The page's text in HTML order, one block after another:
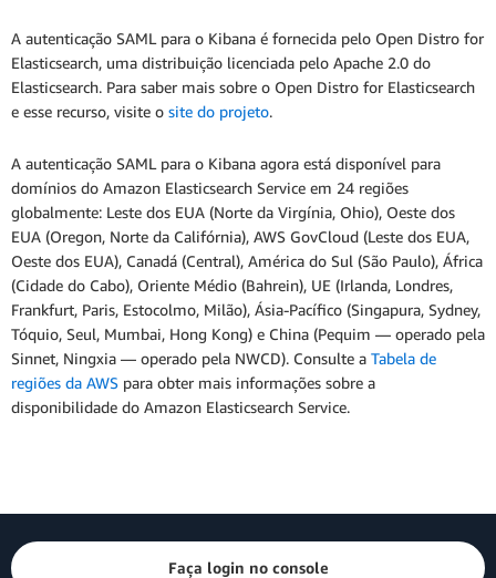
A autenticação SAML para o Kibana é fornecida pelo Open Distro for
Elasticsearch, uma distribuição licenciada pelo Apache 2.0 do
Elasticsearch. Para saber mais sobre o Open Distro for Elasticsearch
e esse recurso, visite o site do projeto.
A autenticação SAML para o Kibana agora está disponível para
domínios do Amazon Elasticsearch Service em 24 regiões
globalmente: Leste dos EUA (Norte da Virgínia, Ohio), Oeste dos
EUA (Oregon, Norte da Califórnia), AWS GovCloud (Leste dos EUA,
Oeste dos EUA), Canadá (Central), América do Sul (São Paulo), África
(Cidade do Cabo), Oriente Médio (Bahrein), UE (Irlanda, Londres,
Frankfurt, Paris, Estocolmo, Milão), Ásia-Pacífico (Singapura, Sydney,
Tóquio, Seul, Mumbai, Hong Kong) e China (Pequim — operado pela
Sinnet, Ningxia — operado pela NWCD). Consulte a Tabela de
regiões da AWS para obter mais informações sobre a
disponibilidade do Amazon Elasticsearch Service.
Faça login no console